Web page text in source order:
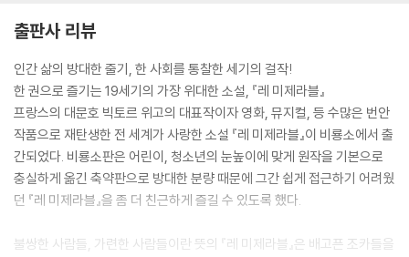
출판사 리뷰
인간 삶의 방대한 줄기, 한 사회를 통찰한 세기의 걸작!
한 권으로 즐기는 19세기의 가장 위대한 소설, 『레 미제라블』
프랑스의 대문호 빅토르 위고의 대표작이자 영화, 뮤지컬, 등 수많은 번안
작품으로 재탄생한 전 세계가 사랑한 소설 『레 미제라블』이 비룡소에서 출
간되었다. 비룡소판은 어린이, 청소년의 눈높이에 맞게 원작을 기본으로
충실하게 옮긴 축약판으로 방대한 분량 때문에 그간 쉽게 접근하기 어려웠
던 『레 미제라블』을 좀 더 친근하게 즐길 수 있도록 했다.
불쌍한 사람들, 가련한 사람들이란 뜻의 『레 미제라블』은 배고픈 조카들을